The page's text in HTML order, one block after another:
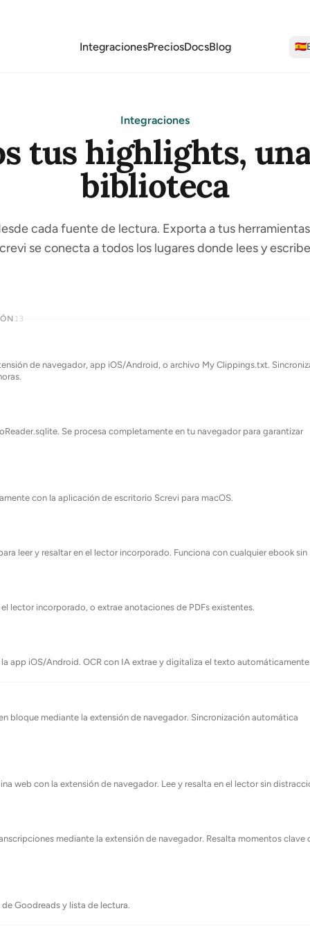
IntegracionesPreciosDocsBlog 🇪🇸
Integraciones
tus highlights,
biblioteca
cada fuente de lectura. Exporta a tus
se conecta a todos los lugares donde lees y
13
de navegador, app iOS/Android, o archivo My Clippings.txt.
Se procesa completamente en tu navegador para garantizar
con la aplicación de escritorio Screvi para macOS.
leer y resaltar en el lector incorporado. Funciona con cualquier ebook sin
el lector incorporado, o extrae anotaciones de PDFs existentes.
app iOS/Android. OCR con IA extrae y digitaliza el texto
bloque mediante la extensión de navegador. Sincronización automática
web con la extensión de navegador. Lee y resalta en el lector sin
mediante la extensión de navegador. Resalta momentos clave
Goodreads y lista de lectura.